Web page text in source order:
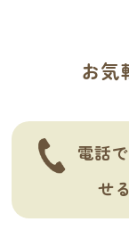
お気
電話
せる